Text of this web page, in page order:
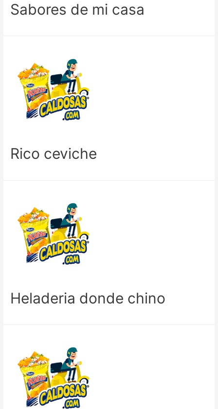
Sabores de mi casa
Rico ceviche
Heladeria donde chino